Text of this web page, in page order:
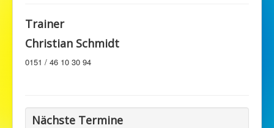
Gymnastik
Stockschützen
Karate
Fanzone
Trainer
Christian Schmidt
0151 / 46 10 30 94
Nächste Termine